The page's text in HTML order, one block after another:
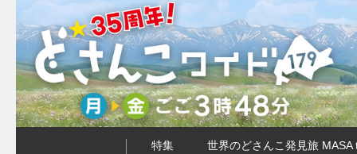
特集 世界のどさんこ発見旅 MASA